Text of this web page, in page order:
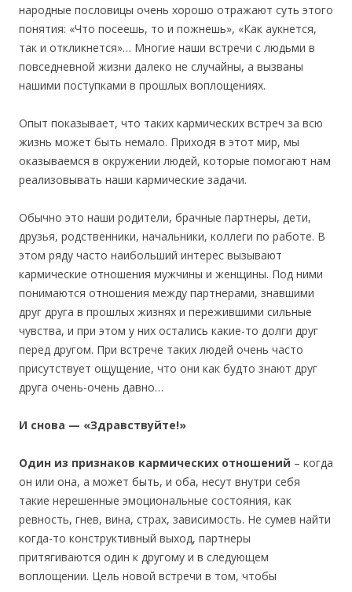
народные пословицы очень хорошо отражают суть этого
понятия: «Что посеешь, то и пожнешь», «Как аукнется,
так и откликнется»… Многие наши встречи с людьми в
повседневной жизни далеко не случайны, а вызваны
нашими поступками в прошлых воплощениях.
Опыт показывает, что таких кармических встреч за всю
жизнь может быть немало. Приходя в этот мир, мы
оказываемся в окружении людей, которые помогают нам
реализовывать наши кармические задачи.
Обычно это наши родители, брачные партнеры, дети,
друзья, родственники, начальники, коллеги по работе. В
этом ряду часто наибольший ин­терес вызывают
кармические отношения мужчины и женщины. Под ними
понимаются отношения между партнерами, знавшими
друг друга в прошлых жизнях и пережившими сильные
чувства, и при этом у них остались какие-то долги друг
перед другом. При встрече таких людей очень часто
присутствует ощущение, что они как будто знают друг
друга очень-очень давно…
И снова — «Здравствуйте!»
Один из признаков кармических отношений – когда
он или она, а может быть, и оба, несут внутри себя
такие нерешенные эмоциональные состояния, как
ревность, гнев, вина, страх, зависимость. Не сумев найти
когда-то конструктивный выход, партнеры
притягиваются один к другому и в следующем
воплощении. Цель новой встречи в том, чтобы